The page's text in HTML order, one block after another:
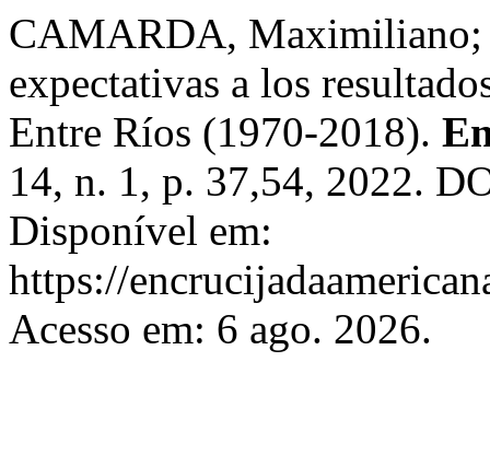
CAMARDA, Maximiliano;
expectativas a los
Entre Ríos (1970-2018).
14, n. 1, p. 37,54, 2022.
Disponível em:
https://
Acesso em: 6 ago. 2026.